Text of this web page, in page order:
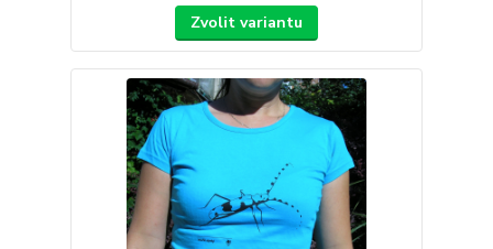
Zvolit variantu